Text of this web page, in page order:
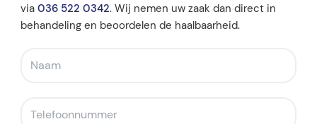
via 036 522 0342. Wij nemen uw zaak dan direct in
behandeling en beoordelen de haalbaarheid.